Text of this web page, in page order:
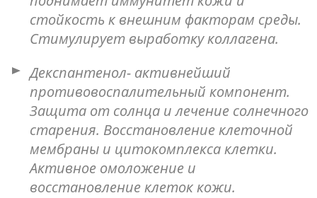
стойкость к внешним факторам среды.
Стимулирует выработку коллагена.
Декспантенол- активнейший
противовоспалительный компонент.
Защита от солнца и лечение солнечного
старения. Восстановление клеточной
мембраны и цитокомплекса клетки.
Активное омоложение и
восстановление клеток кожи.